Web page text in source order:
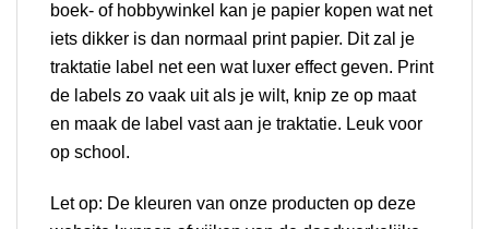
boek- of hobbywinkel kan je papier kopen wat net
iets dikker is dan normaal print papier. Dit zal je
traktatie label net een wat luxer effect geven. Print
de labels zo vaak uit als je wilt, knip ze op maat
en maak de label vast aan je traktatie. Leuk voor
op school.
Let op: De kleuren van onze producten op deze